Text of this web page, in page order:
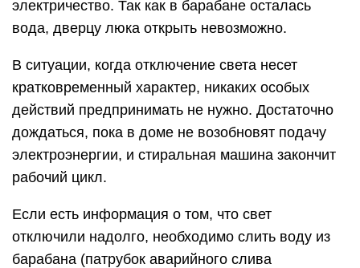
электричество. Так как в барабане осталась
вода, дверцу люка открыть невозможно.
В ситуации, когда отключение света несет
кратковременный характер, никаких особых
действий предпринимать не нужно. Достаточно
дождаться, пока в доме не возобновят подачу
электроэнергии, и стиральная машина закончит
рабочий цикл.
Если есть информация о том, что свет
отключили надолго, необходимо слить воду из
барабана (патрубок аварийного слива